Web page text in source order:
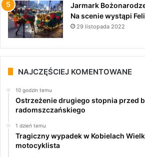
Jarmark
Na scenie wystąpi
29 listopada 2022
NAJCZĘŚCIEJ KOMENTOWANE
10 godzin temu
Ostrzeżenie drugiego stopnia przed
radomszczańskiego
1 dzień temu
Tragiczny wypadek w Kobielach
motocyklista